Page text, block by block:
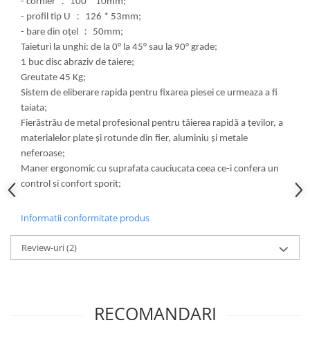
- profil tip U
：
126 * 53mm;
- bare din oțel ：
50mm;
Taieturi la unghi: de la 0° la 45° sau la 90° grade;
1 buc disc abraziv de taiere;
Greutate 45 Kg;
Sistem de eliberare rapida pentru fixarea piesei ce urmeaza a fi
taiata;
Fierăstrău de metal profesional pentru tăierea rapidă a țevilor, a
materialelor plate și rotunde din fier, aluminiu și metale
neferoase;
Maner ergonomic cu suprafata cauciucata ceea ce-i confera un
control si confort sporit;
Informatii conformitate produs
Review-uri(2)
RECOMANDARI